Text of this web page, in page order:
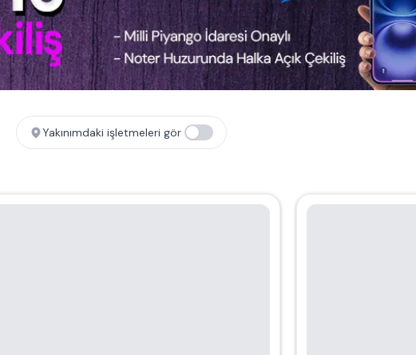
Yakınımdaki işletmeleri gör